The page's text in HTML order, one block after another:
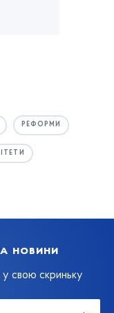
РЕФОРМИ
новини
свою скриньку